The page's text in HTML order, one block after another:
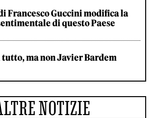
Francesco Guccini modifica la
di questo Paese
ma non Javier Bardem
NOTIZIE